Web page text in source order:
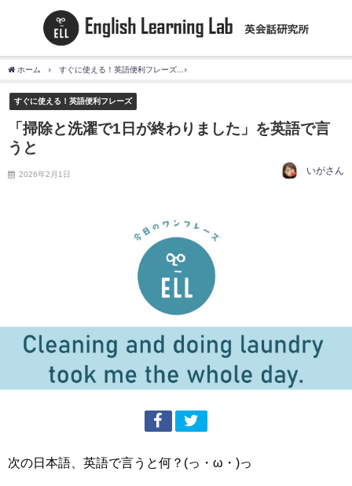
ホーム すぐに使える！英語便利フレーズ
すぐに使える！英語便利フレーズ
「掃除と洗濯で1日が終わりました」を英語で言
うと
2026年2月1日 いがさん
次の日本語、英語で言うと何？(っ・ω・)っ